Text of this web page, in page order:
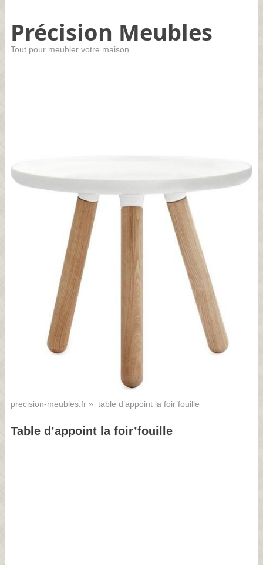
Précision Meubles
Tout pour meubler votre maison
precision-meubles.fr» table d’appoint la foir’fouille
Table d’appoint la foir’fouille